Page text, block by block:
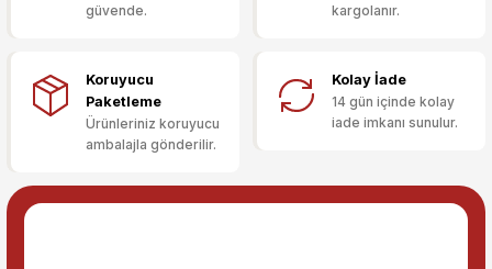
Ürün fiyatı diğer sitelerden daha pahalı.
Bu ürüne benzer farklı alternatifler olmalı.
güvende.
kargolanır.
Koruyucu
Paketleme
Ürünleriniz koruyucu
ambalajla gönderilir.
Kolay İade
14 gün içinde kolay
iade imkanı sunulur.